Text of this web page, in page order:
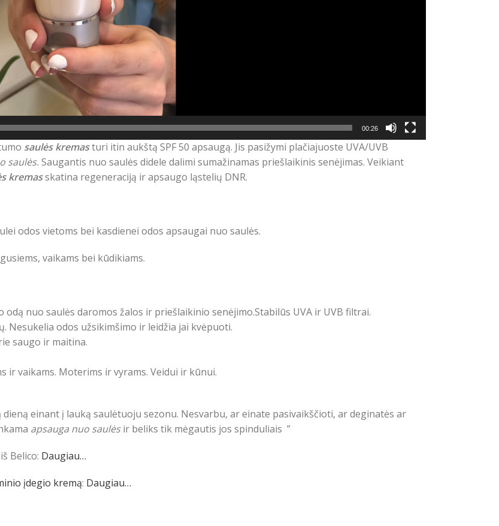
00:26
saulės kremasturi itin aukštą SPF 50 apsaugą. Jis pasižymi plačiajuoste UVA/UVB
saulės. Saugantis nuo saulės didele dalimi sumažinamas priešlaikinis senėjimas. Veikiant
kremasskatina regeneraciją ir apsaugo ląstelių DNR.
odos vietoms bei kasdienei odos apsaugai nuo saulės.
vaikams bei kūdikiams.
odą nuo saulės daromos žalos ir priešlaikinio senėjimo.Stabilūs UVA ir UVB filtrai.
Nesukelia odos užsikimšimo ir leidžia jai kvėpuoti.
saugo ir maitina.
ir vaikams. Moterims ir vyrams. Veidui ir kūnui.
einant į lauką saulėtuoju sezonu. Nesvarbu, ar einate pasivaikščioti, ar deginatės ar
apsauga nuo saulėsir beliks tik mėgautis jos spinduliais ”
iš Belico: Daugiau…
įdegio kremą: Daugiau…